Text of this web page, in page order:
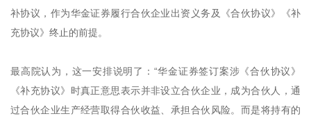
补协议，作为华金证券履行合伙企业出资义务及《合伙协议》《补
充协议》终止的前提。
最高院认为，这一安排说明了：“华金证券签订案涉《合伙协议》
《补充协议》时真正意思表示并非设立合伙企业，成为合伙人，通
过合伙企业生产经营取得合伙收益、承担合伙风险。而是将持有的